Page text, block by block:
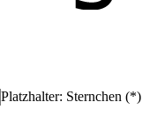
Platzhalter: Sternchen (*)